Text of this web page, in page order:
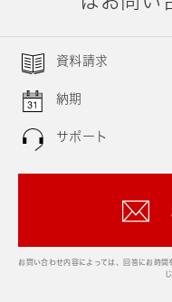
資料請求
納期
サポート
お問い合わせ内容によっては、回答にお時